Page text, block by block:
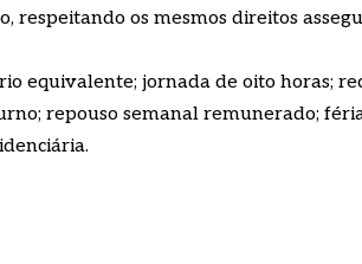
respeitando os mesmos direitos
equivalente; jornada de oito horas;
repouso semanal remunerado;